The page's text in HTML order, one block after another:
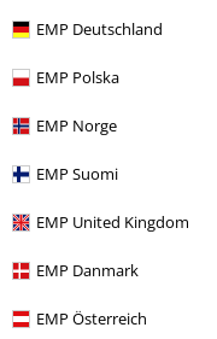
EMP Deutschland
EMP Polska
EMP Norge
EMP Suomi
EMP United Kingdom
EMP Danmark
EMP Österreich
Onze
Onze klantenservice is
Begin chat